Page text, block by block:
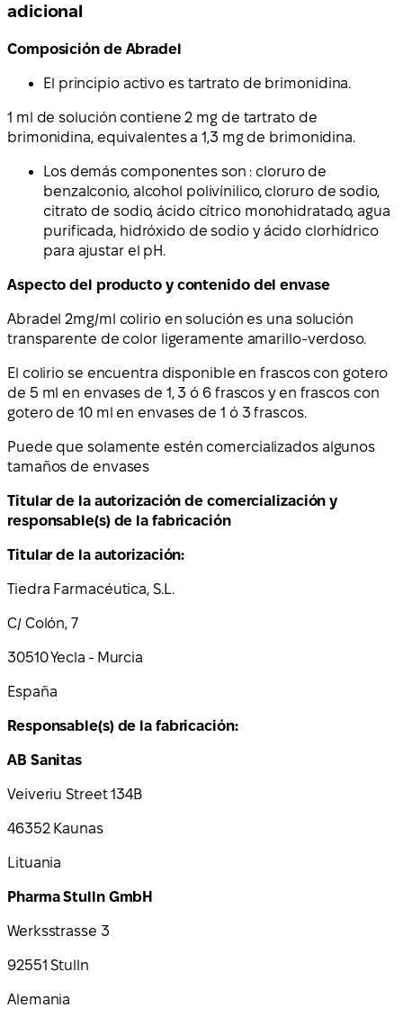
adicional
Composición de Abradel
El principio activo es tartrato de brimonidina.
1 ml de solución contiene 2 mg de tartrato de
brimonidina, equivalentes a 1,3 mg de brimonidina.
Los demás componentes son : cloruro de
benzalconio, alcohol polivínilico, cloruro de sodio,
citrato de sodio, ácido cítrico monohidratado, agua
purificada, hidróxido de sodio y ácido clorhídrico
para ajustar el pH.
Aspecto del producto y contenido del envase
Abradel 2mg/ml colirio en solución es una solución
transparente de color ligeramente amarillo-verdoso.
El colirio se encuentra disponible en frascos con gotero
de 5 ml en envases de 1, 3 ó 6 frascos y en frascos con
gotero de 10 ml en envases de 1 ó 3 frascos.
Puede que solamente estén comercializados algunos
tamaños de envases
Titular de la autorización de comercialización y
responsable(s) de la fabricación
Titular de la autorización:
Tiedra Farmacéutica, S.L.
C/ Colón, 7
30510 Yecla - Murcia
España
Responsable(s) de la fabricación:
AB Sanitas
Veiveriu Street 134B
46352 Kaunas
Lituania
Pharma Stulln GmbH
Werksstrasse 3
92551 Stulln
Alemania